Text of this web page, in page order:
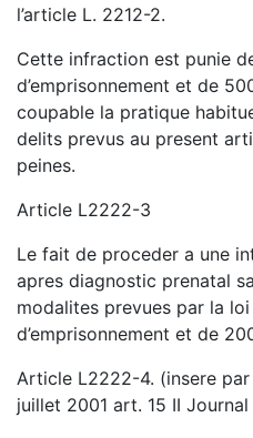
l’article L. 2212-2.
Cette infraction est punie
d’emprisonnement et de
coupable la pratique
delits prevus au present
peines.
Article L2222-3
Le fait de proceder a une
apres diagnostic prenatal
modalites prevues par la
d’emprisonnement et de
Article L2222-4. (insere
juillet 2001 art. 15 II